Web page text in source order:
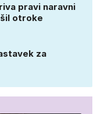
pravi naravni
otroke
za